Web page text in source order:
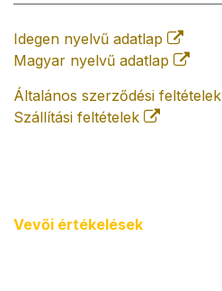
Idegen nyelvű adatlap
Magyar nyelvű adatlap
Általános szerződési feltételek
Szállítási feltételek
Vevői értékel​ések